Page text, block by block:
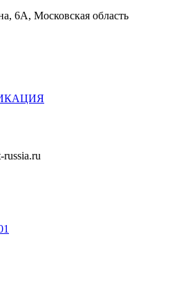
6А, Московская область
russia.ru